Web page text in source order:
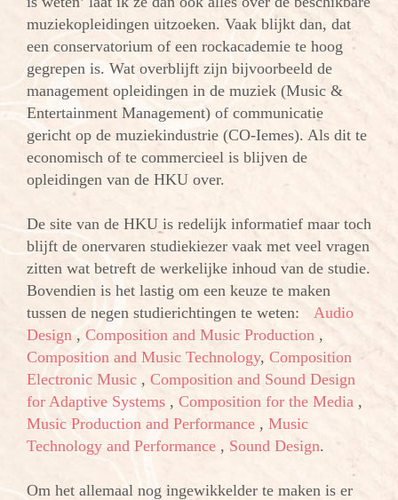
muziekopleidingen uitzoeken. Vaak blijkt dan, dat
een conservatorium of een rockacademie te hoog
gegrepen is. Wat overblijft zijn bijvoorbeeld de
management opleidingen in de muziek (Music &
Entertainment Management) of communicatie
gericht op de muziekindustrie (CO-Iemes). Als dit te
economisch of te commercieel is blijven de
opleidingen van de HKU over.
De site van de HKU is redelijk informatief maar toch
blijft de onervaren studiekiezer vaak met veel vragen
zitten wat betreft de werkelijke inhoud van de studie.
Bovendien is het lastig om een keuze te maken
tussen de negen studierichtingen te weten: Audio
Design, Composition and Music Production ,
Composition and Music Technology, Composition
Electronic Music , Composition and Sound Design
for Adaptive Systems , Composition for the Media ,
Music Production and Performance , Music
Technology and Performance , Sound Design.
Om het allemaal nog ingewikkelder te maken is er